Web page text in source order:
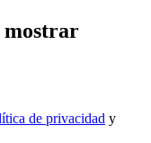
mostrar
de privacidad y